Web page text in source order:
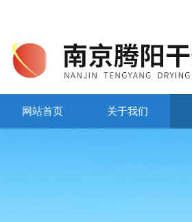
网站首页 关于我们